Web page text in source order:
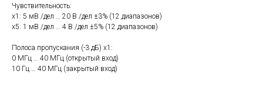
Чувствительность:
х1: 5 мВ /дел … 20 В /дел ±3% (12 диапазонов)
х5: 1 мВ /дел … 4 В /дел ±5% (12 диапазонов)
Полоса пропускания (-3 дБ) х1:
0 МГц … 40 МГц (открытый вход)
10 Гц … 40 МГц (закрытый вход)